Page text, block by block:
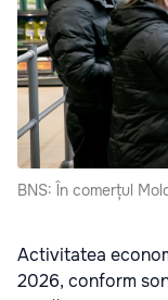
BNS: În comerțul
Activitatea
2026, conform